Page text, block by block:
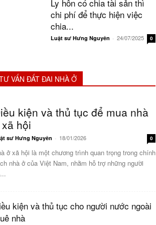
Ly hôn có chia tài sản thì
chi phí để thực hiện việc
chia...
Luật sư Hưng Nguyên - 24/07/2025 0
VẤN ĐẤT ĐAI NHÀ Ở
kiện và thủ tục để mua nhà
hội
sư Hưng Nguyên - 18/01/2026 0
ở xã hội là một chương trình quan trọng trong chính
nhà ở của Việt Nam, nhằm hỗ trợ những người
kiện và thủ tục cho người nước ngoài
nhà